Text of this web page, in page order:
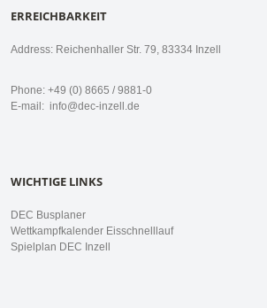
ERREICHBARKEIT
Address: Reichenhaller Str. 79, 83334 Inzell
Phone: +49 (0) 8665 / 9881-0
E-mail: info@dec-inzell.de
WICHTIGE LINKS
DEC Busplaner
Wettkampfkalender Eisschnelllauf
Spielplan DEC Inzell